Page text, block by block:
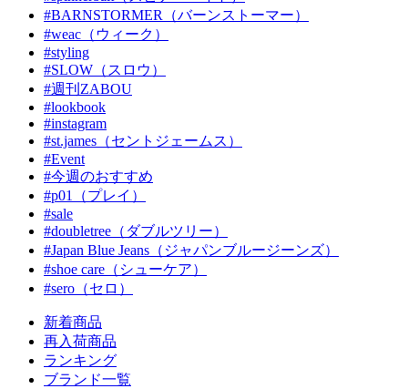
#BARNSTORMER（バーンストーマー）
#weac（ウィーク）
#styling
#SLOW（スロウ）
#週刊ZABOU
#lookbook
#instagram
#st.james（セントジェームス）
#Event
#今週のおすすめ
#p01（プレイ）
#sale
#doubletree（ダブルツリー）
#Japan Blue Jeans（ジャパンブルージーンズ）
#shoe care（シューケア）
#sero（セロ）
新着商品
再入荷商品
ランキング
ブランド一覧